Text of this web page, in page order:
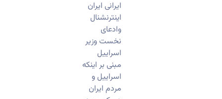
ایرانی ایران
اینترنشنال
وادعای
نخست وزیر
اسراییل
مبنی بر اینکه
اسراییل و
مردم ایران